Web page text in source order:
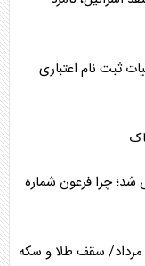
ثبت نام اعتباری
شد؛ چرا فرعون شماره
آخرین قیمت طلا و سکه امروز چهارشنبه ۱۴ مرداد/ سقف طلا و سکه